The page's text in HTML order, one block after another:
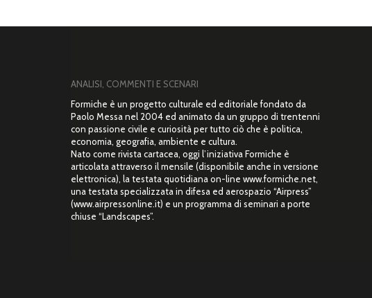
ANALISI, COMMENTI E SCENARI
Formiche è un progetto culturale ed editoriale fondato da
Paolo Messa nel 2004 ed animato da un gruppo di trentenni
con passione civile e curiosità per tutto ciò che è politica,
economia, geografia, ambiente e cultura.
Nato come rivista cartacea, oggi l’iniziativa Formiche è
articolata attraverso il mensile (disponibile anche in versione
elettronica), la testata quotidiana on-line www.formiche.net,
una testata specializzata in difesa ed aerospazio “Airpress”
(www.airpressonline.it) e un programma di seminari a porte
chiuse “Landscapes”.